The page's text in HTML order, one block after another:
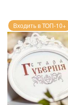
Входить в ТОП-10+